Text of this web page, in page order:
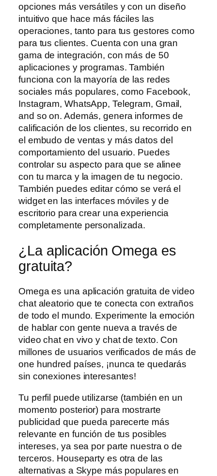
opciones más versátiles y con un diseño
intuitivo que hace más fáciles las
operaciones, tanto para tus gestores como
para tus clientes. Cuenta con una gran
gama de integración, con más de 50
aplicaciones y programas. También
funciona con la mayoría de las redes
sociales más populares, como Facebook,
Instagram, WhatsApp, Telegram, Gmail,
and so on. Además, genera informes de
calificación de los clientes, su recorrido en
el embudo de ventas y más datos del
comportamiento del usuario. Puedes
controlar su aspecto para que se alinee
con tu marca y la imagen de tu negocio.
También puedes editar cómo se verá el
widget en las interfaces móviles y de
escritorio para crear una experiencia
completamente personalizada.
¿La aplicación Omega es
gratuita?
Omega es una aplicación gratuita de video
chat aleatorio que te conecta con extraños
de todo el mundo. Experimente la emoción
de hablar con gente nueva a través de
video chat en vivo y chat de texto. Con
millones de usuarios verificados de más de
one hundred países, ¡nunca te quedarás
sin conexiones interesantes!
Tu perfil puede utilizarse (también en un
momento posterior) para mostrarte
publicidad que pueda parecerte más
relevante en función de tus posibles
intereses, ya sea por parte nuestra o de
terceros. Houseparty es otra de las
alternativas a Skype más populares en